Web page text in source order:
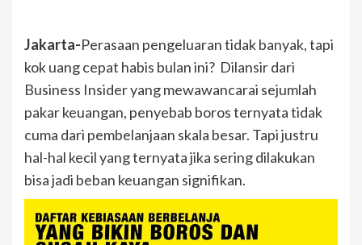
Jakarta-Perasaan pengeluaran tidak banyak, tapi
kok uang cepat habis bulan ini? Dilansir dari
Business Insider yang mewawancarai sejumlah
pakar keuangan, penyebab boros ternyata tidak
cuma dari pembelanjaan skala besar. Tapi justru
hal-hal kecil yang ternyata jika sering dilakukan
bisa jadi beban keuangan signifikan.